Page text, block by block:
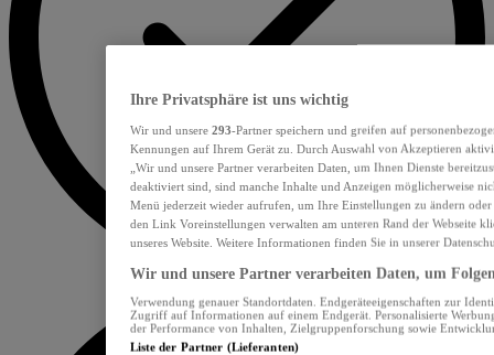
Ihre Privatsphäre ist uns wichtig
Wir und unsere 293-Partner speichern und greifen auf
Kennungen auf Ihrem Gerät zu. Durch Auswahl von Akzeptieren
„Wir und unsere Partner verarbeiten Daten, um Ihnen Dienste
deaktiviert sind, sind manche Inhalte und Anzeigen möglicherweise
Menü jederzeit wieder aufrufen, um Ihre Einstellungen zu ändern
den Link Voreinstellungen verwalten am unteren Rand der Webseite
unseres Website. Weitere Informationen finden Sie in unserer
Wir und unsere Partner verarbeiten Daten, um
Verwendung genauer Standortdaten. Endgeräteeigenschaften zur
Zugriff auf Informationen auf einem Endgerät. Personalisierte
der Performance von Inhalten, Zielgruppenforschung sowie
Liste der Partner (Lieferanten)